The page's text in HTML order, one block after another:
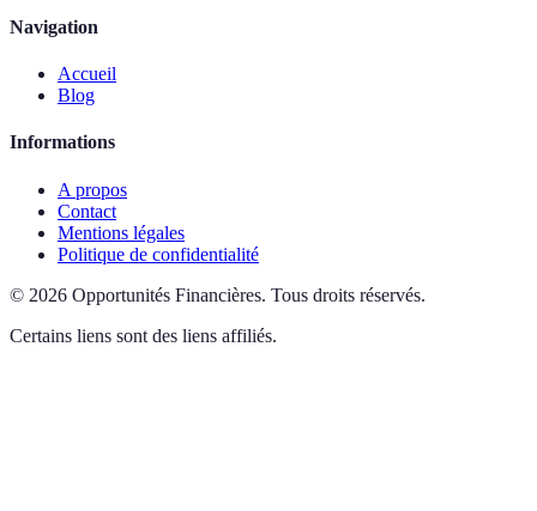
Navigation
Accueil
Blog
Informations
A propos
Contact
Mentions légales
Politique de confidentialité
© 2026 Opportunités Financières. Tous droits réservés.
Certains liens sont des liens affiliés.